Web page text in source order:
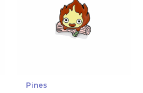
Pines